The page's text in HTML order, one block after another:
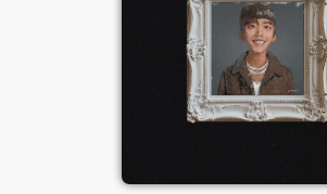
Mona Lisa
Voir le single